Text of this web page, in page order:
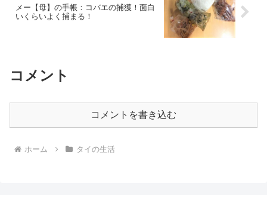
メー【母】の手帳：コバエの捕獲！面白
いくらいよく捕まる！
コメント
コメントを書き込む
ホーム タイの生活